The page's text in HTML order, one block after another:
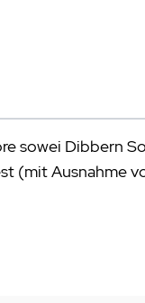
sowei Dibbern
(mit Ausnahme